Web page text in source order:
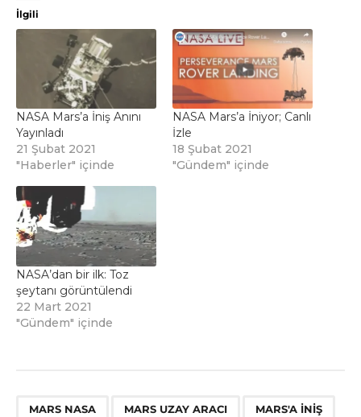
İlgili
NASA Mars’a İniş Anını
Yayınladı
21 Şubat 2021
"Haberler" içinde
NASA Mars’a İniyor; Canlı
İzle
18 Şubat 2021
"Gündem" içinde
NASA’dan bir ilk: Toz
şeytanı görüntülendi
22 Mart 2021
"Gündem" içinde
MARS NASA MARS UZAY ARACI MARS'A INIŞ